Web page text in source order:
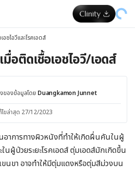
อชไอวีและโรคเอดส์
อติดเชื้อเอชไอวี/เอดส์
ของข้อมูลโดย Duangkamon Junnet
ไขล่าสุด 27/12/2023
อาการทางผิวหนังที่ทำให้เกิดผื่นคันในผู้
ในผู้ป่วยระยะโรคเอดส์ ตุ่มเอดส์มักเกิดขึ้น
ขนขา อาจทำให้มีตุ่มแดงหรือตุ่มสีม่วงบน